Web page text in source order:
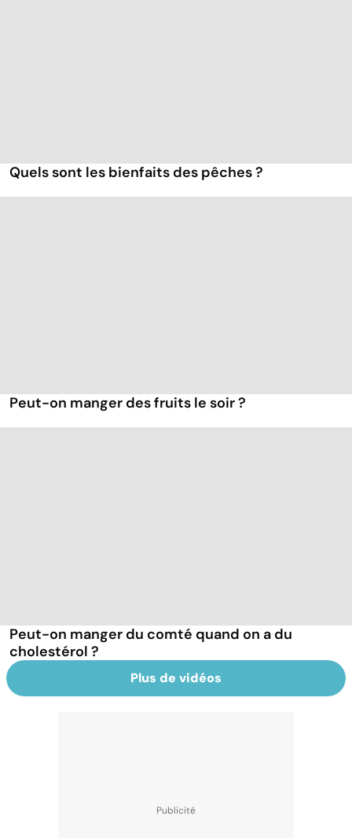
Quels sont les bienfaits des pêches ?
Peut-on manger des fruits le soir ?
Peut-on manger du comté quand on a du
cholestérol ?
Plus de vidéos